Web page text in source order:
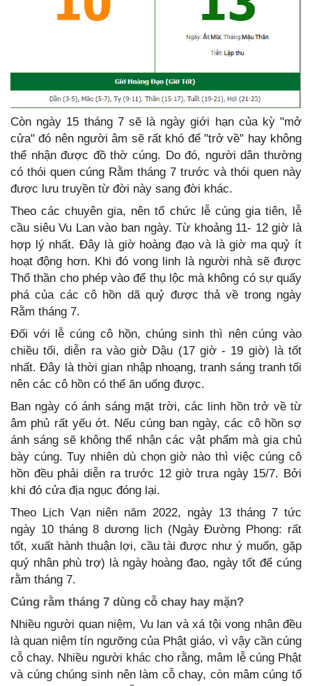
Còn ngày 15 tháng 7 sẽ là ngày giới hạn của kỳ "mở
cửa" đó nên người âm sẽ rất khó để "trở về" hay không
thể nhận được đồ thờ cúng. Do đó, người dân thường
có thói quen cúng Rằm tháng 7 trước và thói quen này
được lưu truyền từ đời này sang đời khác.
Theo các chuyên gia, nên tổ chức lễ cúng gia tiên, lễ
cầu siêu Vu Lan vào ban ngày. Từ khoảng 11- 12 giờ là
hợp lý nhất. Đây là giờ hoàng đạo và là giờ ma quỷ ít
hoạt động hơn. Khi đó vong linh là người nhà sẽ được
Thổ thần cho phép vào để thụ lộc mà không có sự quấy
phá của các cô hồn dã quỷ được thả về trong ngày
Rằm tháng 7.
Đối với lễ cúng cô hồn, chúng sinh thì nên cúng vào
chiều tối, diễn ra vào giờ Dậu (17 giờ - 19 giờ) là tốt
nhất. Đây là thời gian nhập nhoạng, tranh sáng tranh tối
nên các cô hồn có thể ăn uống được.
Ban ngày có ánh sáng mặt trời, các linh hồn trở về từ
âm phủ rất yếu ớt. Nếu cúng ban ngày, các cô hồn sợ
ánh sáng sẽ không thể nhận các vật phẩm mà gia chủ
bày cúng. Tuy nhiên dù chọn giờ nào thì việc cúng cô
hồn đều phải diễn ra trước 12 giờ trưa ngày 15/7. Bởi
khi đó cửa địa ngục đóng lại.
Theo Lịch Vạn niên năm 2022, ngày 13 tháng 7 tức
ngày 10 tháng 8 dương lịch (Ngày Đường Phong: rất
tốt, xuất hành thuận lợi, cầu tài được như ý muốn, gặp
quý nhân phù trợ) là ngày hoàng đạo, ngày tốt để cúng
rằm tháng 7.
Cúng rằm tháng 7 dùng cỗ chay hay mặn?
Nhiều người quan niệm, Vu lan và xá tội vong nhân đều
là quan niệm tín ngưỡng của Phật giáo, vì vậy cần cúng
cỗ chay. Nhiều người khác cho rằng, mâm lễ cúng Phật
và cúng chúng sinh nên làm cỗ chay, còn mâm cúng tổ